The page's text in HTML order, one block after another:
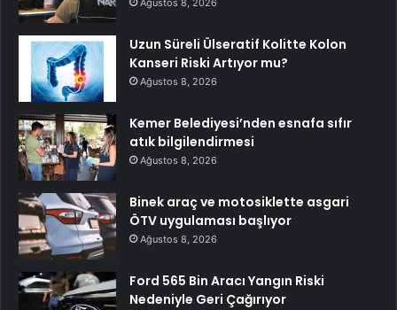
Uzun Süreli Ülseratif Kolitte Kolon
Kanseri Riski Artıyor mu?
Ağustos 8, 2026
Kemer Belediyesi’nden esnafa sıfır
atık bilgilendirmesi
Ağustos 8, 2026
Binek araç ve motosiklette asgari
ÖTV uygulaması başlıyor
Ağustos 8, 2026
Ford 565 Bin Aracı Yangın Riski
Nedeniyle Geri Çağırıyor